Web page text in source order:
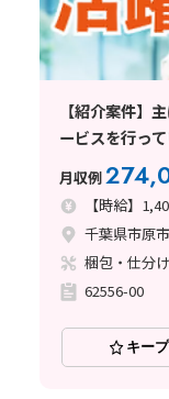
【紹介案件】
ービスを行っ
月収例
【時給】
千葉県市原市
梱包・仕分け
62556-00
キー